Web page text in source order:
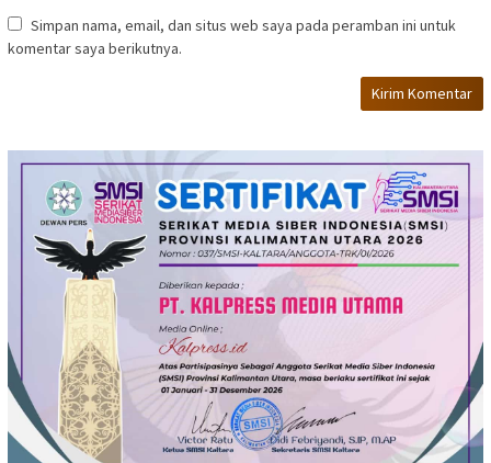
Simpan nama, email, dan situs web saya pada peramban ini untuk
komentar saya berikutnya.